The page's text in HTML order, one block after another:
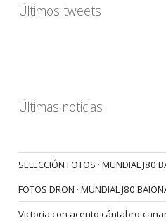
Últimos tweets
Últimas noticias
SELECCIÓN FOTOS · MUNDIAL J80
FOTOS DRON · MUNDIAL J80
Victoria con acento cántabro-